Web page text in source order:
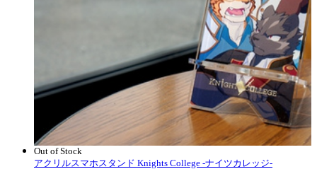
Out of Stock
アクリルスマホスタンド Knights College -ナイツカレッジ-